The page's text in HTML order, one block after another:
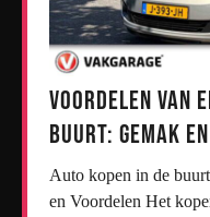
Voordelen van
Buurt: Gemak
Auto kopen in de buurt Auto kopen in de buurt: Gemak
en Voordelen Het